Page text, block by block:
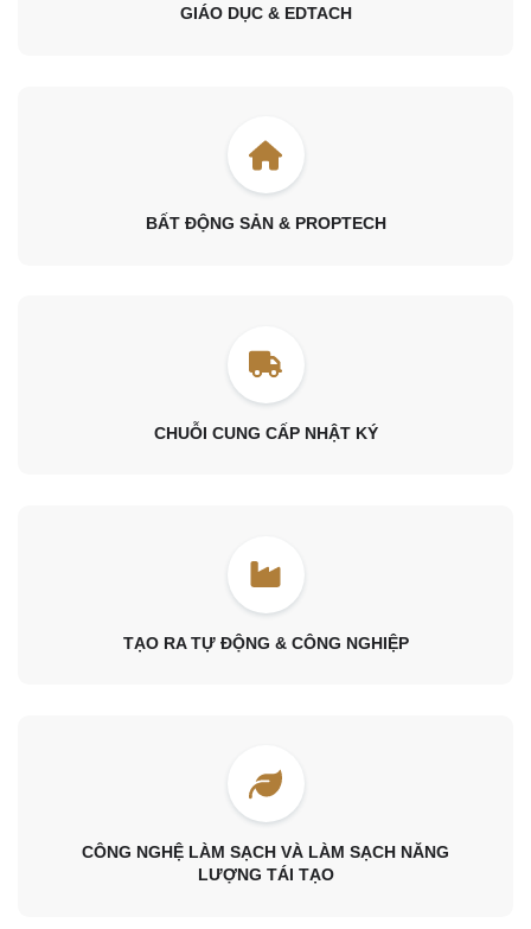
GIÁO DỤC & EDTACH
BẤT ĐỘNG SẢN & PROPTECH
CHUỖI CUNG CẤP NHẬT KÝ
TẠO RA TỰ ĐỘNG & CÔNG NGHIỆP
CÔNG NGHỆ LÀM SẠCH VÀ LÀM SẠCH NĂNG
LƯỢNG TÁI TẠO